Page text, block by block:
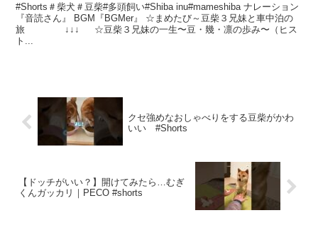
#Shorts＃柴犬＃豆柴#多頭飼い#Shiba inu#mameshiba ナレーション
『音読さん』 BGM『BGMer』 ☆まめたび～豆柴３兄妹と車中泊の
旅 ↓↓↓ ☆豆柴３兄妹の一生〜豆・幾・凛の歩み〜（ヒス
ト...
クセ強めなおしゃべりをする豆柴がかわ
いい #Shorts
【ドッチがいい？】開けてみたら…むぎ
くんガッカリ｜PECO #shorts